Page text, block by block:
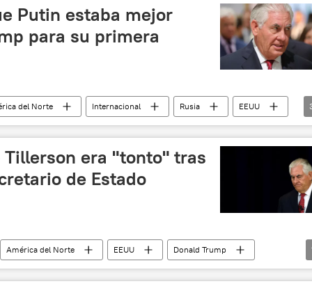
Putin estaba mejor
para su primera
del Norte Internacional Rusia
EEUU
noticias
Tillerson era "tonto" tras
de Estado
América del Norte EEUU
Donald Trump